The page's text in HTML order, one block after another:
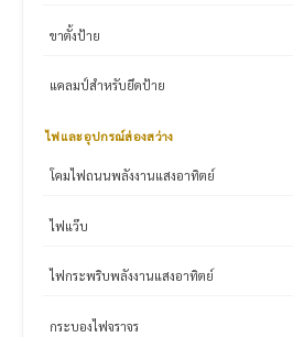
ขาตั้งป้าย
แคลมป์สำหรับยึดป้าย
ไฟและอุปกรณ์ส่องสว่าง
โคมไฟถนนพลังงานแสงอาทิตย์
ไฟแว๊บ
ไฟกระพริบพลังงานแสงอาทิตย์
กระบองไฟจราจร